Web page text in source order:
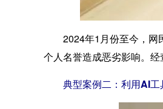
2024年1月份至今，网民
个人名誉造成恶劣影响。
典型案例二：利用AI